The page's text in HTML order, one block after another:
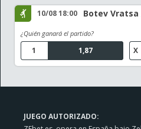
10/08 18:00 Botev Vratsa
¿Quién ganará el partido?
1,87
1 X
JUEGO AUTORIZADO: